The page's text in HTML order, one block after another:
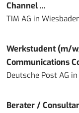
Channel ...
TIM AG in
Werkstudent (m/
Communications
Deutsche Post AG in
Berater /